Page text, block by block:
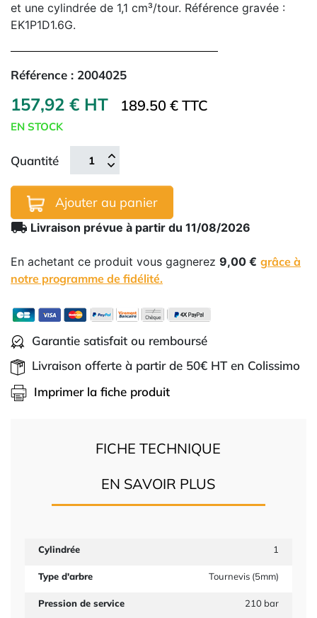
et une cylindrée de 1,1 cm³/tour. Référence gravée :
EK1P1D1.6G.
Référence : 2004025
157,92 € HT 189.50 € TTC
EN STOCK
Quantité
Ajouter au panier
local_shipping Livraison prévue à partir du 11/08/2026
En achetant ce produit vous gagnerez 9,00 € grâce à
notre programme de fidélité.
Garantie satisfait ou remboursé
Livraison offerte à partir de 50€ HT en Colissimo
Imprimer la fiche produit
FICHE TECHNIQUE
EN SAVOIR PLUS
Cylindrée 1
Type d'arbre Tournevis (5mm)
Pression de service
210 bar